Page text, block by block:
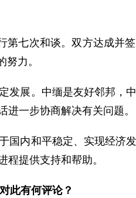
七次和谈。双方达成并
力。
发展。中缅是友好邻邦，
一步协商解决有关问题。
国内和平稳定、实现经济
提供支持和帮助。
此有何评论？